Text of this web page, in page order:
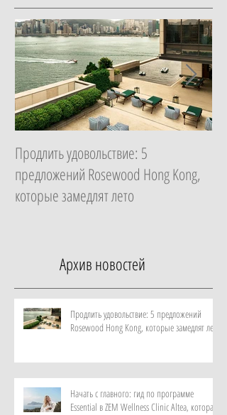
Продлить удовольствие: 5
предложений Rosewood Hong Kong,
которые замедлят лето
Архив новостей
Продлить удовольствие: 5 предложений
Rosewood Hong Kong, которые замедлят лето
Начать с главного: гид по программе
Essential в ZEM Wellness Clinic Altea, которая